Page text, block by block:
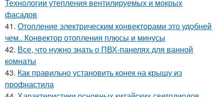
Технологии утепления вентилируемых и мокрых
фасадов
41. Отопление электрическим конвекторами это удобней
чем.. Конвектор отопления плюсы и минусы
42. Все, что нужно знать о ПВХ-панелях для ванной
комнаты
43. Как правильно установить конек на крышу из
профнастила